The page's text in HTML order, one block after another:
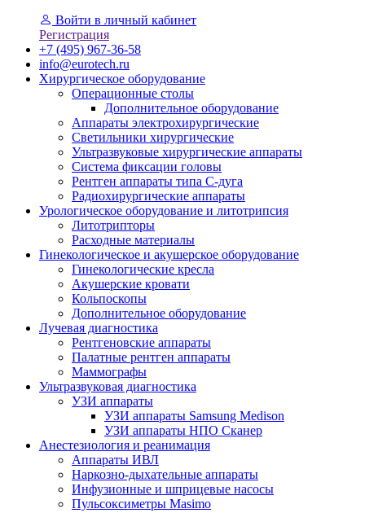
Войти в личный кабинет
Регистрация
+7 (495) 967-36-58
info@eurotech.ru
Хирургическое оборудование
Операционные столы
Дополнительное оборудование
Аппараты электрохирургические
Светильники хирургические
Ультразвуковые хирургические аппараты
Система фиксации головы
Рентген аппараты типа С-дуга
Радиохирургические аппараты
Урологическое оборудование и литотрипсия
Литотрипторы
Расходные материалы
Гинекологическое и акушерское оборудование
Гинекологические кресла
Акушерские кровати
Кольпоскопы
Дополнительное оборудование
Лучевая диагностика
Рентгеновские аппараты
Палатные рентген аппараты
Маммографы
Ультразвуковая диагностика
УЗИ аппараты
УЗИ аппараты Samsung Medison
УЗИ аппараты НПО Сканер
Анестезиология и реанимация
Аппараты ИВЛ
Наркозно-дыхательные аппараты
Инфузионные и шприцевые насосы
Пульсоксиметры Masimo